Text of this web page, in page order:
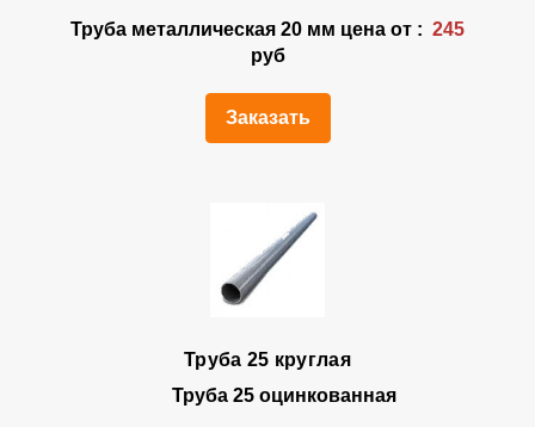
Труба металлическая 20 мм цена от : 245
руб
Заказать
Труба 25 круглая
Труба 25 оцинкованная